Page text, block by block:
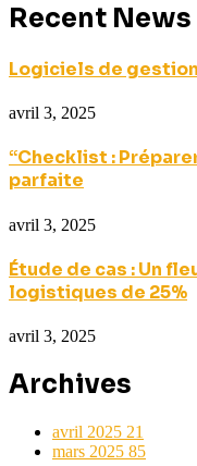
Recent News
Logiciels de
avril 3, 2025
“Checklist :
parfaite
avril 3, 2025
Étude de cas : Un
logistiques de 25%
avril 3, 2025
Archives
avril 2025 21
mars 2025 85